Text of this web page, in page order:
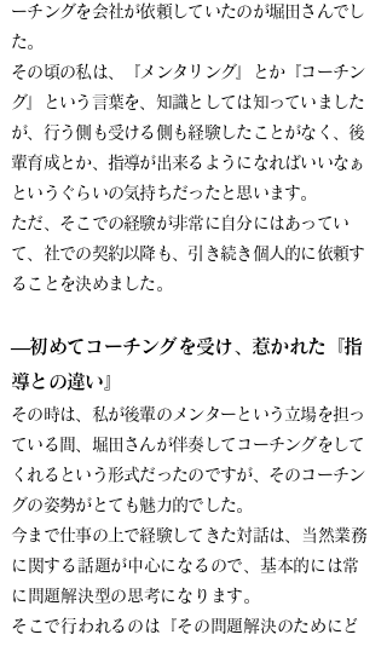
ーチングを会社が依頼していたのが堀田さんでし
た。
その頃の私は、『メンタリング』とか『コーチン
グ』という言葉を、知識としては知っていました
が、行う側も受ける側も経験したことがなく、後
輩育成とか、指導が出来るようになればいいなぁ
というぐらいの気持ちだったと思います。
ただ、そこでの経験が非常に自分にはあってい
て、社での契約以降も、引き続き個人的に依頼す
ることを決めました。
​―初めてコーチングを受け、惹かれた『指
導との違い』
その時は、私が後輩のメンターという立場を担っ
ている間、堀田さんが伴奏してコーチングをして
くれるという形式だったのですが、そのコーチン
グの姿勢がとても魅力的でした。
今まで仕事の上で経験してきた対話は 、当然業務
に関する話題が中心になるので、基本的には常
に問題解決型の思考になります。
そこで行われるのは『その問題解決のためにど